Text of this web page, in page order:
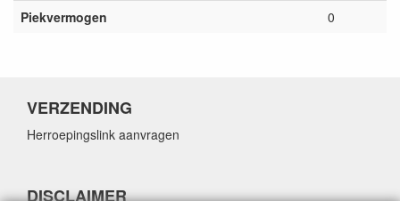
Piekvermogen 0
VERZENDING
Herroepingslink aanvragen
DISCLAIMER